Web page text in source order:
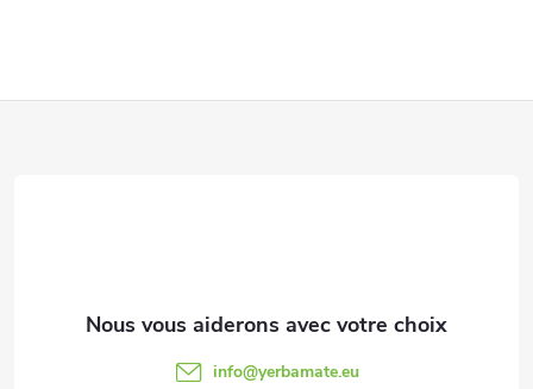
info@yerbamate.eu